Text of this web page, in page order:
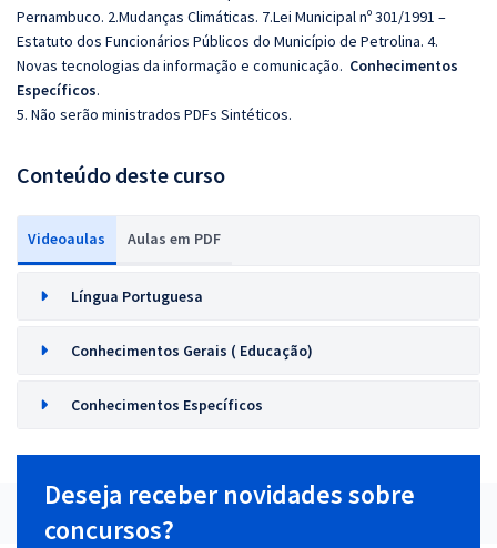
Pernambuco. 2.Mudanças Climáticas. 7.Lei Municipal nº 301/1991 –
Estatuto dos Funcionários Públicos do Município de Petrolina. 4.
Novas tecnologias da informação e comunicação. Conhecimentos
Específicos.
5. Não serão ministrados PDFs Sintéticos.
Conteúdo deste curso
Videoaulas Aulas em PDF
Língua Portuguesa
Conhecimentos Gerais ( Educação)
Conhecimentos Específicos
Deseja receber novidades sobre
concursos?